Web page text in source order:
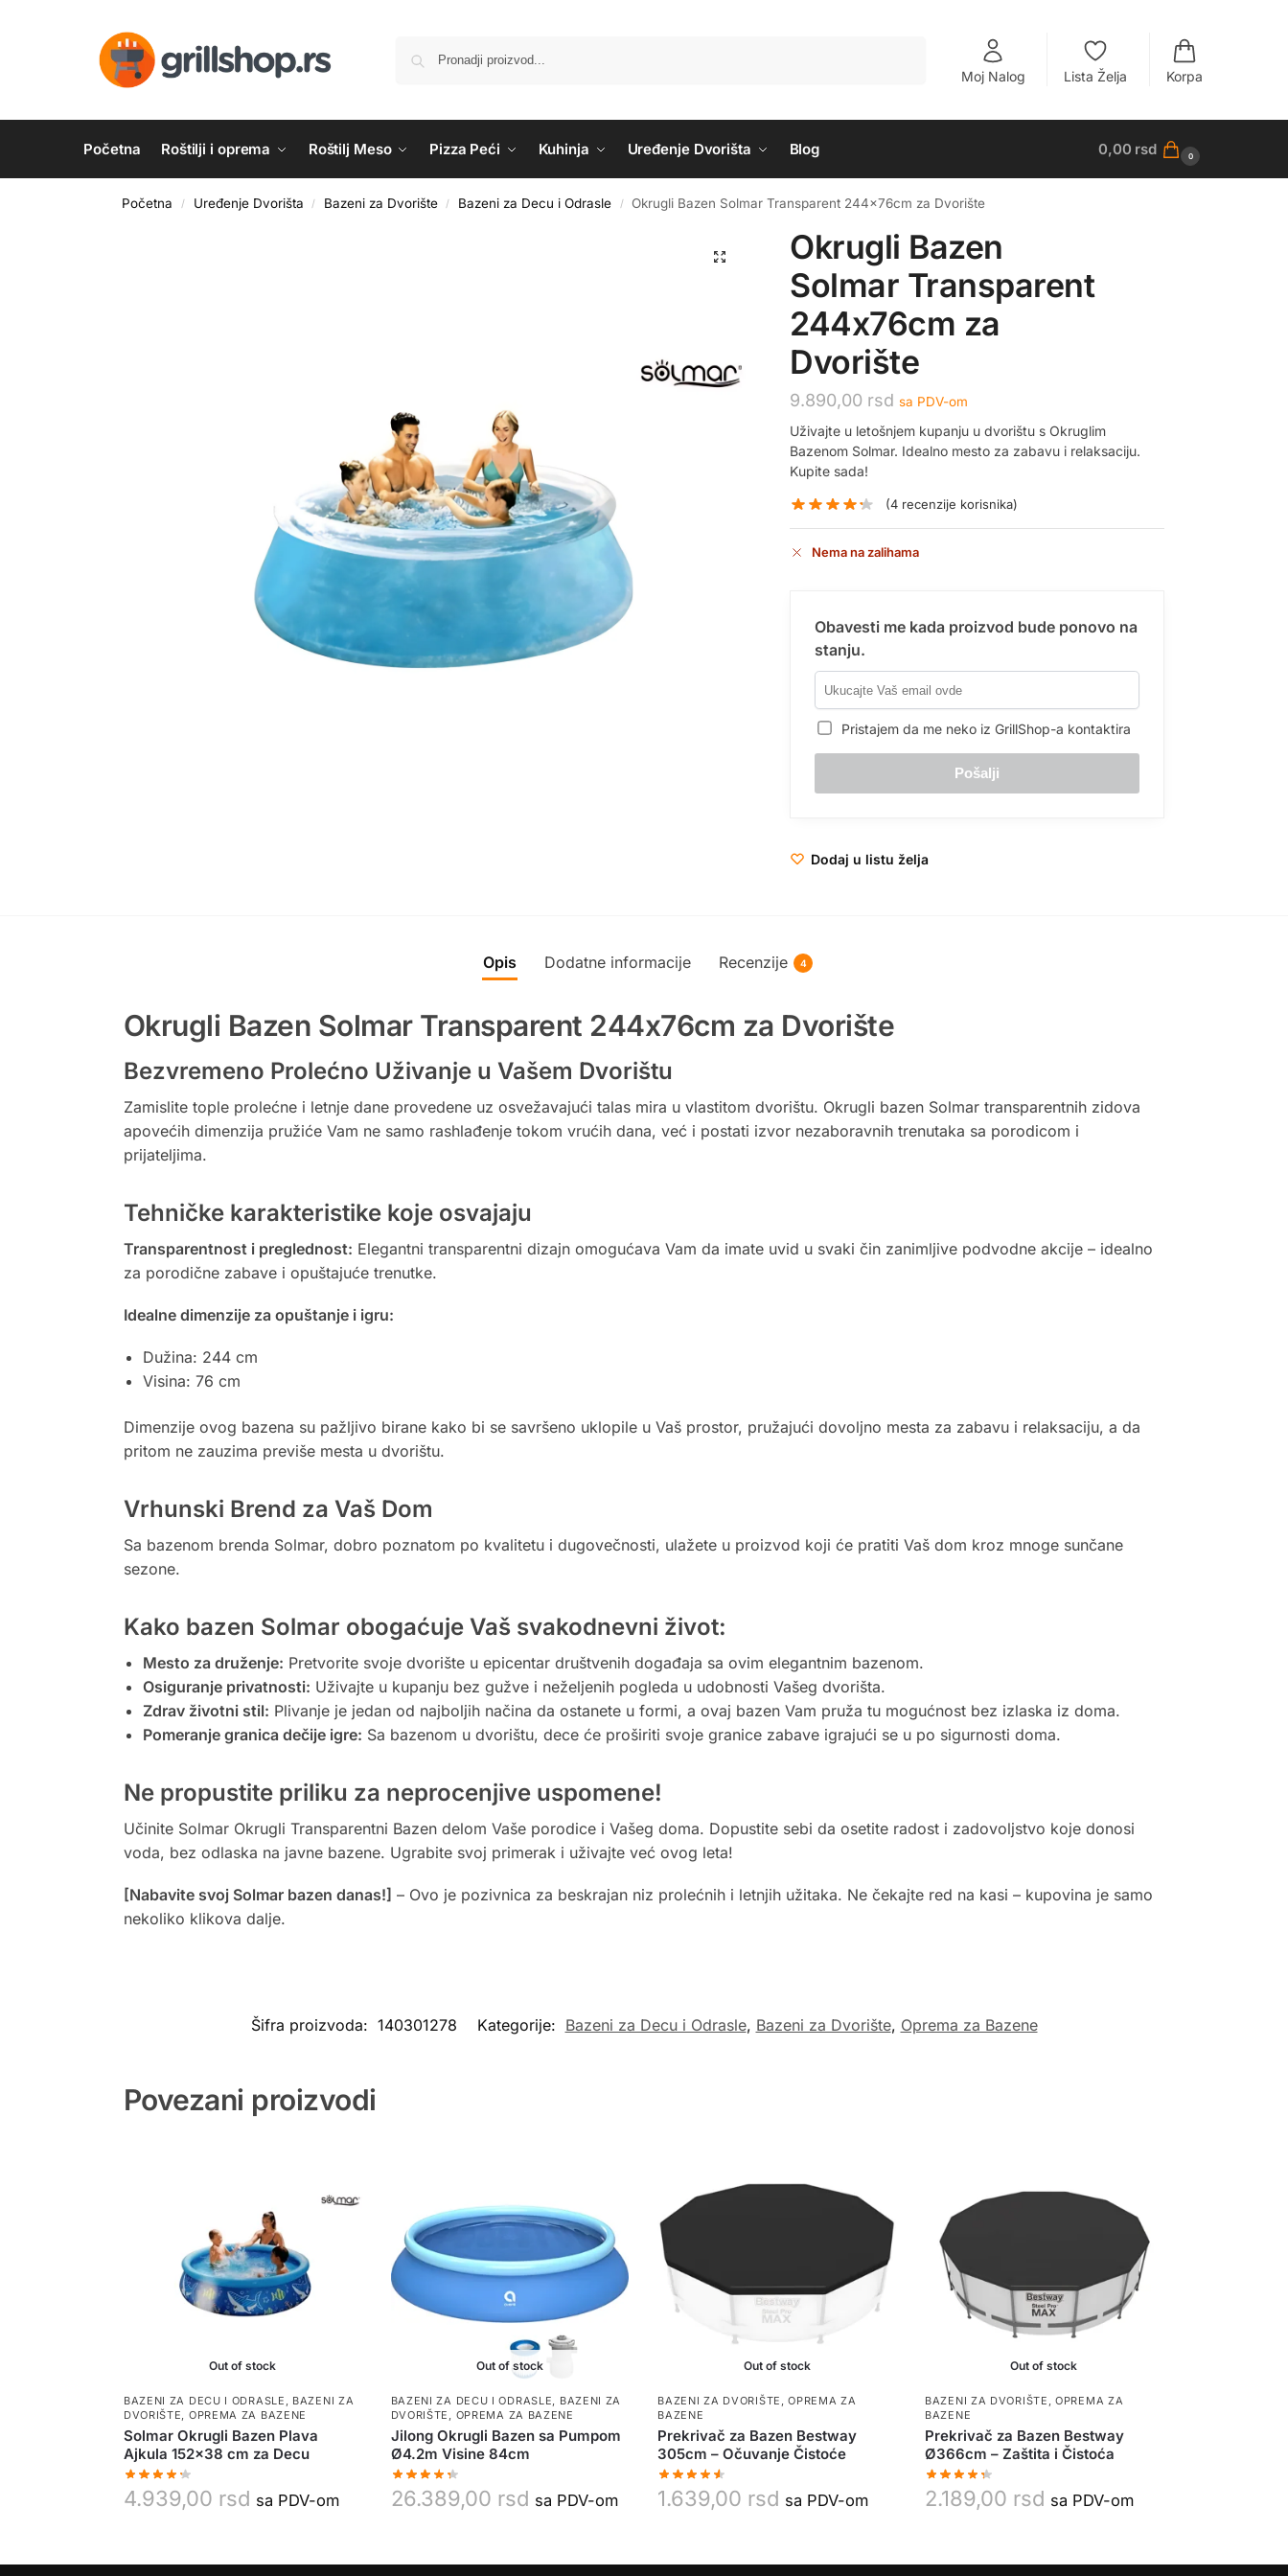
Moj Nalog Lista Želja Korpa
Početna Roštilji i oprema Roštilj Meso Pizza Peći Kuhinja Uređenje Dvorišta Blog 0,00 rsd 0
Početna / Uređenje Dvorišta / Bazeni za Dvorište / Bazeni za Decu i Odrasle / Okrugli Bazen Solmar Transparent 244x76cm za Dvorište
Okrugli Bazen
Solmar Transparent
244x76cm za
Dvorište
9.890,00 rsd sa PDV-om
Uživajte u letošnjem kupanju u dvorištu s Okruglim
Bazenom Solmar. Idealno mesto za zabavu i relaksaciju.
Kupite sada!
(4recenzije korisnika)
Nema na zalihama
Obavesti me kada proizvod bude ponovo na
stanju.
Pristajem da me neko iz GrillShop-a kontaktira
Dodaj u listu želja
Opis Dodatne informacije Recenzije 4
Okrugli Bazen Solmar Transparent 244x76cm za Dvorište
Bezvremeno Prolećno Uživanje u Vašem Dvorištu
Zamislite tople prolećne i letnje dane provedene uz osvežavajući talas mira u vlastitom dvorištu. Okrugli bazen Solmar transparentnih zidova
apovećih dimenzija pružiće Vam ne samo rashlađenje tokom vrućih dana, već i postati izvor nezaboravnih trenutaka sa porodicom i
prijateljima.
Tehničke karakteristike koje osvajaju
Transparentnost i preglednost: Elegantni transparentni dizajn omogućava Vam da imate uvid u svaki čin zanimljive podvodne akcije – idealno
za porodične zabave i opuštajuće trenutke.
Idealne dimenzije za opuštanje i igru:
Dužina: 244 cm
Visina: 76 cm
Dimenzije ovog bazena su pažljivo birane kako bi se savršeno uklopile u Vaš prostor, pružajući dovoljno mesta za zabavu i relaksaciju, a da
pritom ne zauzima previše mesta u dvorištu.
Vrhunski Brend za Vaš Dom
Sa bazenom brenda Solmar, dobro poznatom po kvalitetu i dugovečnosti, ulažete u proizvod koji će pratiti Vaš dom kroz mnoge sunčane
sezone.
Kako bazen Solmar obogaćuje Vaš svakodnevni život:
Mesto za druženje: Pretvorite svoje dvorište u epicentar društvenih događaja sa ovim elegantnim bazenom.
Osiguranje privatnosti: Uživajte u kupanju bez gužve i neželjenih pogleda u udobnosti Vašeg dvorišta.
Zdrav životni stil: Plivanje je jedan od najboljih načina da ostanete u formi, a ovaj bazen Vam pruža tu mogućnost bez izlaska iz doma.
Pomeranje granica dečije igre: Sa bazenom u dvorištu, dece će proširiti svoje granice zabave igrajući se u po sigurnosti doma.
Ne propustite priliku za neprocenjive uspomene!
Učinite Solmar Okrugli Transparentni Bazen delom Vaše porodice i Vašeg doma. Dopustite sebi da osetite radost i zadovoljstvo koje donosi
voda, bez odlaska na javne bazene. Ugrabite svoj primerak i uživajte već ovog leta!
[Nabavite svoj Solmar bazen danas!] – Ovo je pozivnica za beskrajan niz prolećnih i letnjih užitaka. Ne čekajte red na kasi – kupovina je samo
nekoliko klikova dalje.
Šifra proizvoda: 140301278 Kategorije: Bazeni za Decu i Odrasle, Bazeni za Dvorište, Oprema za Bazene
Povezani proizvodi
Out of stock
BAZENI ZA DECU I ODRASLE , BAZENI ZA
DVORIŠTE, OPREMA ZA BAZENE
Solmar Okrugli Bazen Plava
Ajkula 152×38 cm za Decu
4.939,00 rsd sa PDV-om
Out of stock
BAZENI ZA DECU I ODRASLE, BAZENI ZA
DVORIŠTE , OPREMA ZA BAZENE
Jilong Okrugli Bazen sa Pumpom
Ø4.2m Visine 84cm
26.389,00 rsd sa PDV-om
Out of stock
BAZENI ZA DVORIŠTE ,OPREMA ZA
BAZENE
Prekrivač za Bazen Bestway
305cm – Očuvanje Čistoće
1.639,00 rsd sa PDV-om
Out of stock
BAZENI ZA DVORIŠTE ,OPREMA ZA
BAZENE
Prekrivač za Bazen Bestway
Ø366cm – Zaštita i Čistoća
2.189,00 rsd sa PDV-om